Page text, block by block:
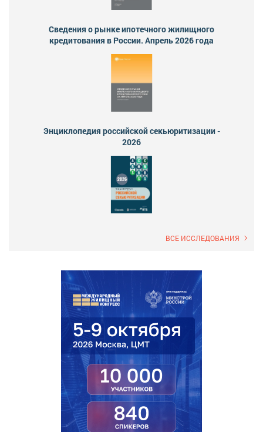
Сведения о рынке ипотечного жилищного
кредитования в России. Апрель 2026 года
Энциклопедия российской секьюритизации -
2026
ВСЕ ИССЛЕДОВАНИЯ